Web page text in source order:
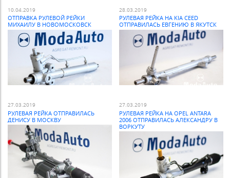
10.04.2019
ОТПРАВКА РУЛЕВОЙ РЕЙКИ
МИХАИЛУ В НОВОМОСКОВСК
28.03.2019
РУЛЕВАЯ РЕЙКА НА KIA CEED
ОТПРАВИЛАСЬ ЕВГЕНИЮ В ЯКУТСК
27.03.2019
РУЛЕВАЯ РЕЙКА ОТПРАВИЛАСЬ
ДЕНИСУ В МОСКВУ
27.03.2019
РУЛЕВАЯ РЕЙКА НА OPEL ANTARA
2006 ОТПРАВИЛАСЬ АЛЕКСАНДРУ В
ВОРКУТУ